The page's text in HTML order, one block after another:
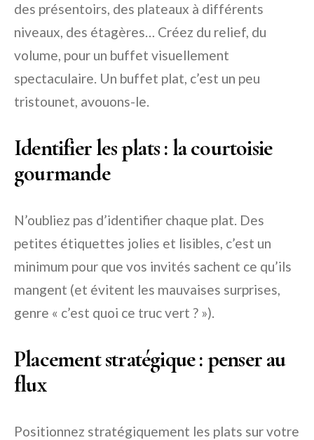
des présentoirs, des plateaux à différents
niveaux, des étagères… Créez du relief, du
volume, pour un buffet visuellement
spectaculaire. Un buffet plat, c’est un peu
tristounet, avouons-le.
Identifier les plats : la courtoisie
gourmande
N’oubliez pas d’identifier chaque plat. Des
petites étiquettes jolies et lisibles, c’est un
minimum pour que vos invités sachent ce qu’ils
mangent (et évitent les mauvaises surprises,
genre « c’est quoi ce truc vert ? »).
Placement stratégique : penser au
flux
Positionnez stratégiquement les plats sur votre